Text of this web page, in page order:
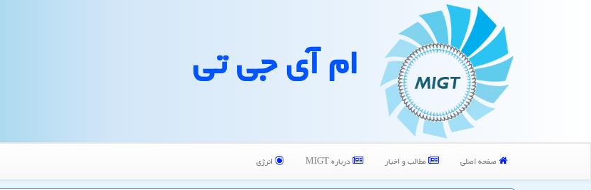
ام آی جی تی
صفحه اصلی مطالب و اخبار درباره MIGT انرژی